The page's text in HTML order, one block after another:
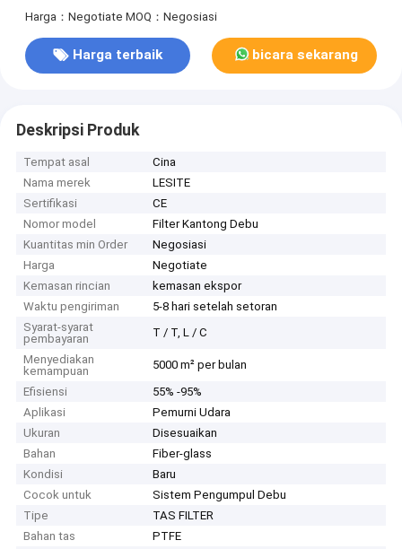
Harga：Negotiate MOQ：Negosiasi
Harga terbaik bicara sekarang
Deskripsi Produk
Tempat asal
Cina
Nama merek
LESITE
Sertifikasi
CE
Nomor model
Filter Kantong Debu
Kuantitas min Order
Negosiasi
Harga
Negotiate
Kemasan rincian
kemasan ekspor
Waktu pengiriman
5-8 hari setelah setoran
Syarat-syarat
pembayaran
T / T, L / C
Menyediakan
kemampuan
5000 m² per bulan
Efisiensi
55% -95%
Aplikasi
Pemurni Udara
Ukuran
Disesuaikan
Bahan
Fiber-glass
Kondisi
Baru
Cocok untuk
Sistem Pengumpul Debu
Tipe
TAS FILTER
Bahan tas
PTFE